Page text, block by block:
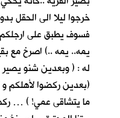
خرجوا ليلا الى الحقل
فسوف يطبق على ارجلكم
يمه.. يمه ..) اصرخ مع
له : ( وبعدين شنو يصير
(بعدين ركضوا لأهلكم و
ما يتشاقى عمي! ) …